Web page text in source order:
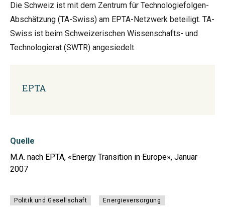
Die Schweiz ist mit dem Zentrum für Technologiefolgen-
Abschätzung (TA-Swiss) am EPTA-Netzwerk beteiligt. TA-
Swiss ist beim Schweizerischen Wissenschafts- und
Technologierat (SWTR) angesiedelt.
EPTA
Quelle
M.A. nach EPTA, «Energy Transition in Europe», Januar
2007
Politik und Gesellschaft Energieversorgung